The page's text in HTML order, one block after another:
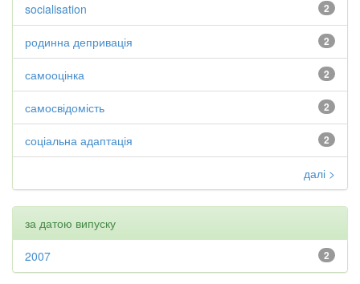
2
socialisation
2
родинна депривація
2
самооцінка
2
самосвідомість
2
соціальна адаптація
далі >
за датою випуску
2
2007